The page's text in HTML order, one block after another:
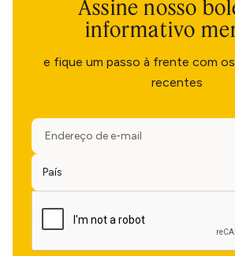
Assine nosso
informativo
e fique um passo à frente com
recentes